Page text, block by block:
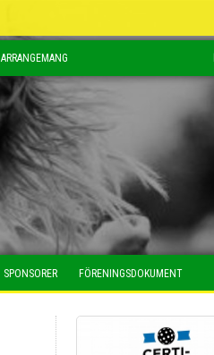
ARRANGEMANG
SPONSORER FÖRENINGSDOKUMENT